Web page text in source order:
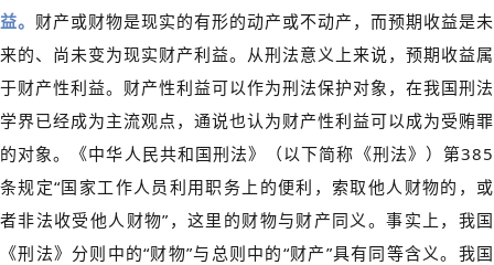
益。 财产或财物是现实的有形的动产或不动产，而预期收益是未
来的、尚未变为现实财产利益。从刑法意义上来说，预期收益属
于财产性利益。财产性利益可以作为刑法保护对象，在我国刑法
学界已经成为主流观点，通说也认为财产性利益可以成为受贿罪
的对象。《中华人民共和国刑法》（以下简称《刑法》）第385
条规定“国家工作人员利用职务上的便利，索取他人财物的，或
者非法收受他人财物”，这里的财物与财产同义。事实上，我国
《刑法》分则中的“财物”与总则中的“财产”具有同等含义。我国